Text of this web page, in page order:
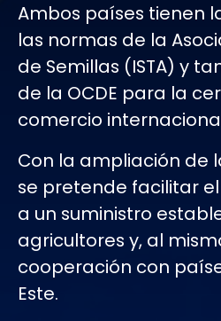
Ambos países tienen
las normas de la
de Semillas (ISTA) y
de la OCDE para la
comercio
Con la ampliación de
se pretende facilitar
a un suministro
agricultores y, al
cooperación con
Este.